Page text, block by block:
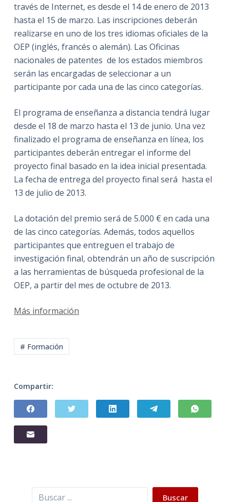
través de Internet, es desde el 14 de enero de 2013
hasta el 15 de marzo. Las inscripciones deberán
realizarse en uno de los tres idiomas oficiales de la
OEP (inglés, francés o alemán). Las Oficinas
nacionales de patentes de los estados miembros
serán las encargadas de seleccionar a un
participante por cada una de las cinco categorías.
El programa de enseñanza a distancia tendrá lugar
desde el 18 de marzo hasta el 13 de junio. Una vez
finalizado el programa de enseñanza en línea, los
participantes deberán entregar el informe del
proyecto final basado en la idea inicial presentada.
La fecha de entrega del proyecto final será hasta el
13 de julio de 2013.
La dotación del premio será de 5.000 € en cada una
de las cinco categorías. Además, todos aquellos
participantes que entreguen el trabajo de
investigación final, obtendrán un año de suscripción
a las herramientas de búsqueda profesional de la
OEP, a partir del mes de octubre de 2013.
Más información
# Formación
Compartir:
Buscar Buscar